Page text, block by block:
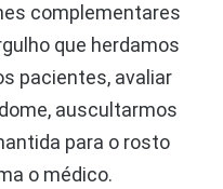
complementares
que herdamos
pacientes, avaliar
auscultarmos
para o rosto
o médico.